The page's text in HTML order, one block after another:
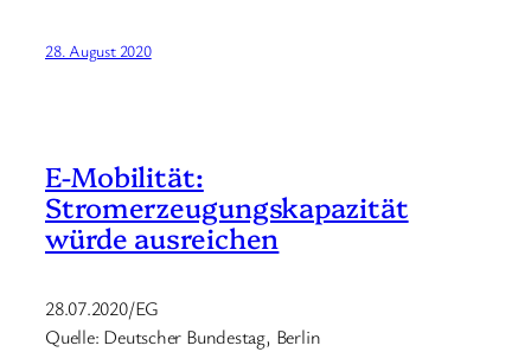
28. August 2020
E-Mobilität:
Stromerzeugungskapazität
würde ausreichen
28.07.2020/EG
Quelle: Deutscher Bundestag, Berlin